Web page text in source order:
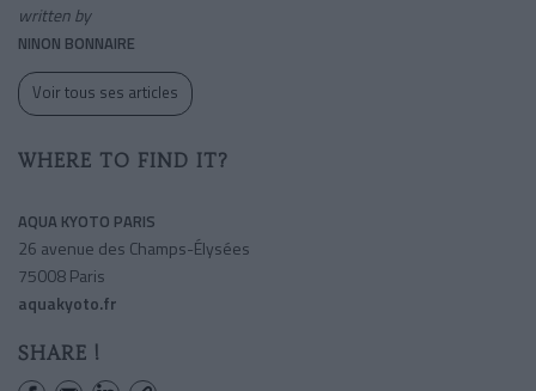
written by
NINON BONNAIRE
Voir tous ses articles
WHERE TO FIND IT?
AQUA KYOTO PARIS
26 avenue des Champs-Élysées
75008 Paris
aquakyoto.fr
SHARE !